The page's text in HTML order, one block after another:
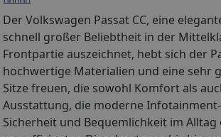
Der Volkswagen Passat CC, eine
schnell großer Beliebtheit in der
Frontpartie auszeichnet, hebt sich der
hochwertige Materialien und eine sehr
Sitze freuen, die sowohl Komfort als
Ausstattung, die moderne
Sicherheit und Bequemlichkeit im